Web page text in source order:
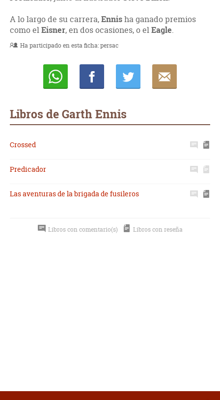
A lo largo de su carrera,Ennisha ganado premios
como elEisner, en dos ocasiones, o elEagle.
Ha participado en esta ficha:persac
Libros de Garth Ennis
Crossed
Predicador
Las aventuras de la brigada de fusileros
Libros con comentario(s) Libros con reseña